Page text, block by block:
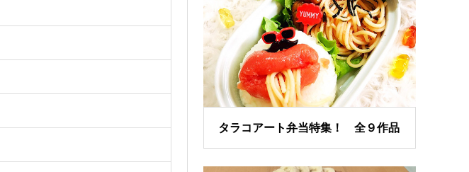
タラコアート弁当特集！ 全９作品